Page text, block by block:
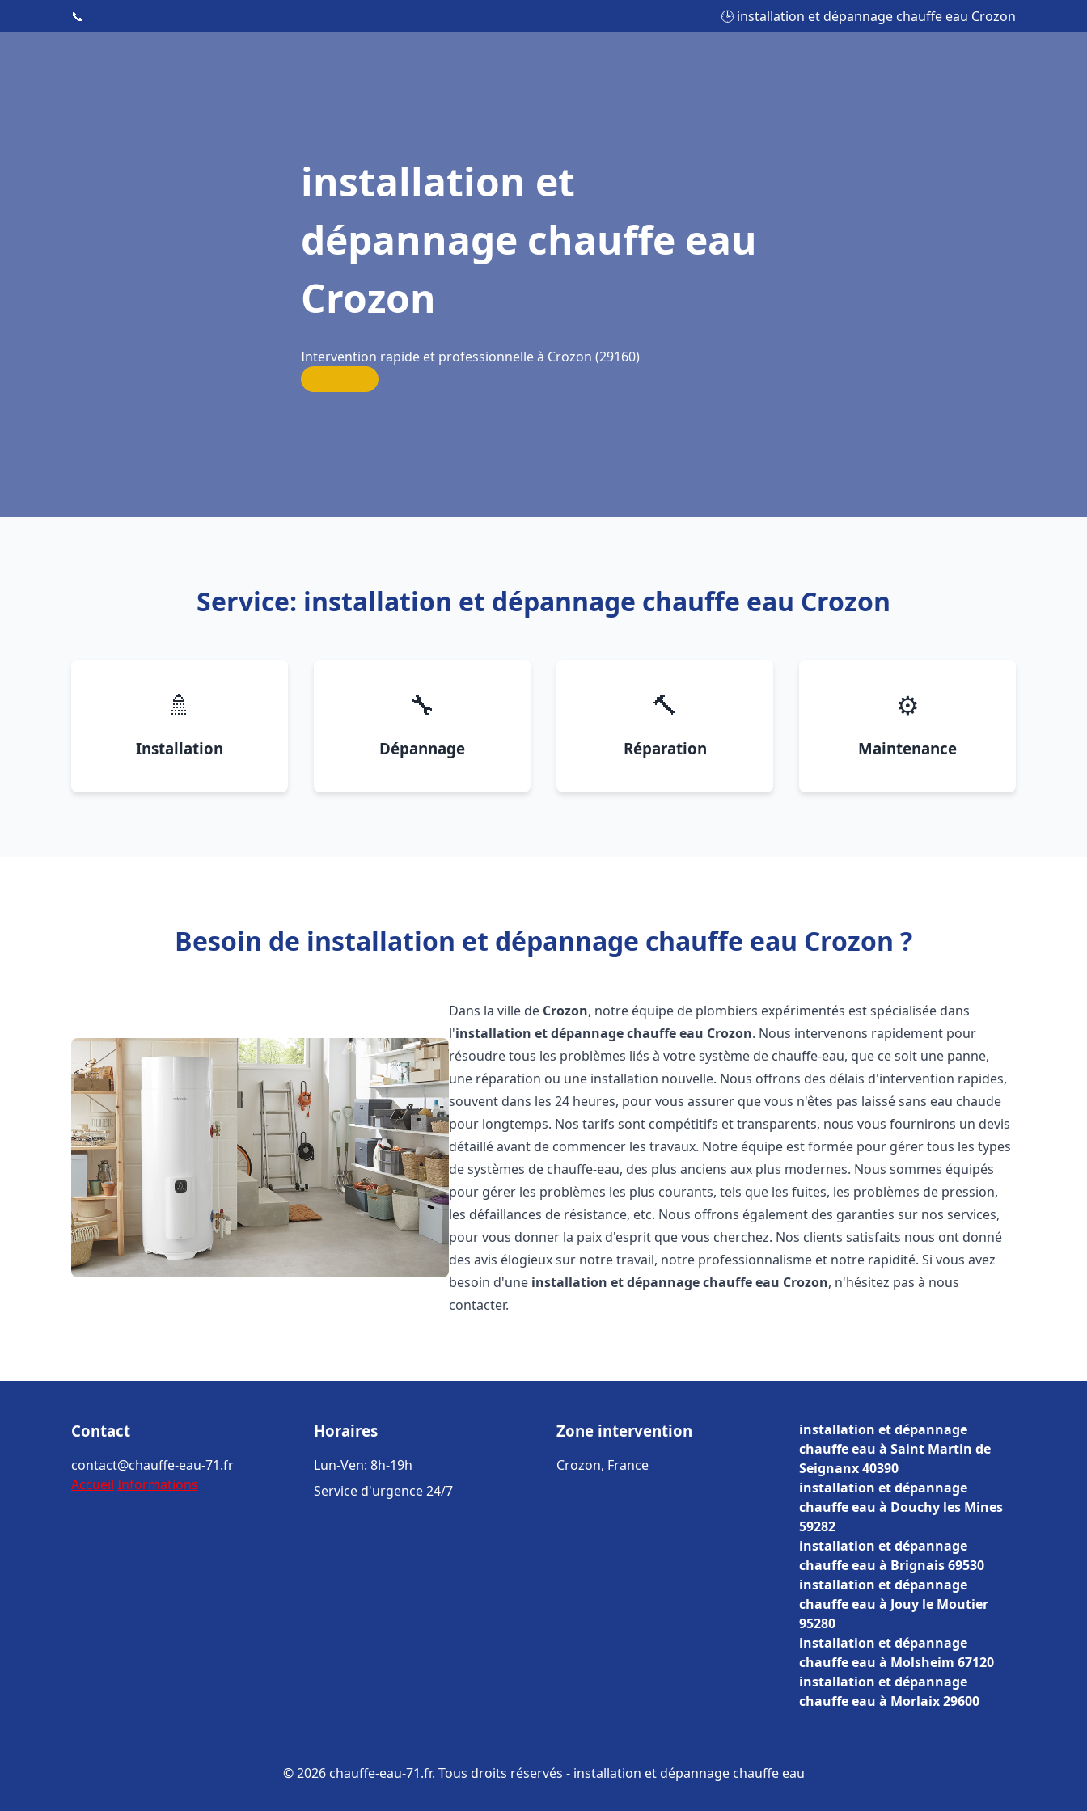
📞 🕒 installation et dépannage chauffe eau Crozon
installation et
dépannage chauffe eau
Crozon
Intervention rapide et professionnelle à Crozon (29160)
Service: installation et dépannage chauffe eau Crozon
🚿
Installation
🔧
Dépannage
🔨
Réparation
⚙️
Maintenance
Besoin de installation et dépannage chauffe eau Crozon ?
Dans la ville de Crozon, notre équipe de plombiers expérimentés est spécialisée dans
l'installation et dépannage chauffe eau Crozon. Nous intervenons rapidement pour
résoudre tous les problèmes liés à votre système de chauffe-eau, que ce soit une panne,
une réparation ou une installation nouvelle. Nous offrons des délais d'intervention rapides,
souvent dans les 24 heures, pour vous assurer que vous n'êtes pas laissé sans eau chaude
pour longtemps. Nos tarifs sont compétitifs et transparents, nous vous fournirons un devis
détaillé avant de commencer les travaux. Notre équipe est formée pour gérer tous les types
de systèmes de chauffe-eau, des plus anciens aux plus modernes. Nous sommes équipés
pour gérer les problèmes les plus courants, tels que les fuites, les problèmes de pression,
les défaillances de résistance, etc. Nous offrons également des garanties sur nos services,
pour vous donner la paix d'esprit que vous cherchez. Nos clients satisfaits nous ont donné
des avis élogieux sur notre travail, notre professionnalisme et notre rapidité. Si vous avez
besoin d'une installation et dépannage chauffe eau Crozon, n'hésitez pas à nous
contacter.
Contact
contact@chauffe-eau-71.fr
Accueil Informations
Horaires
Lun-Ven: 8h-19h
Service d'urgence 24/7
Zone intervention
Crozon, France
installation et dépannage
chauffe eau à Saint Martin de
Seignanx 40390
installation et dépannage
chauffe eau à Douchy les Mines
59282
installation et dépannage
chauffe eau à Brignais 69530
installation et dépannage
chauffe eau à Jouy le Moutier
95280
installation et dépannage
chauffe eau à Molsheim 67120
installation et dépannage
chauffe eau à Morlaix 29600
© 2026 chauffe-eau-71.fr. Tous droits réservés - installation et dépannage chauffe eau